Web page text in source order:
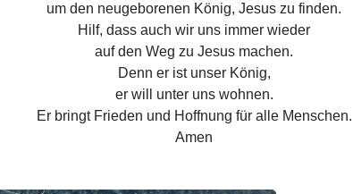
um den neugeborenen König, Jesus zu finden.
Hilf, dass auch wir uns immer wieder
auf den Weg zu Jesus machen.
Denn er ist unser König,
er will unter uns wohnen.
Er bringt Frieden und Hoffnung für alle Menschen.
Amen